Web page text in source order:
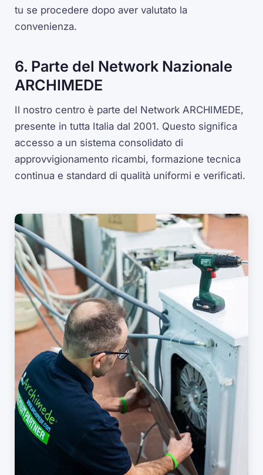
tu se procedere dopo aver valutato la
convenienza.
6. Parte del Network Nazionale
ARCHIMEDE
Il nostro centro è parte del Network ARCHIMEDE,
presente in tutta Italia dal 2001. Questo significa
accesso a un sistema consolidato di
approvvigionamento ricambi, formazione tecnica
continua e standard di qualità uniformi e verificati.